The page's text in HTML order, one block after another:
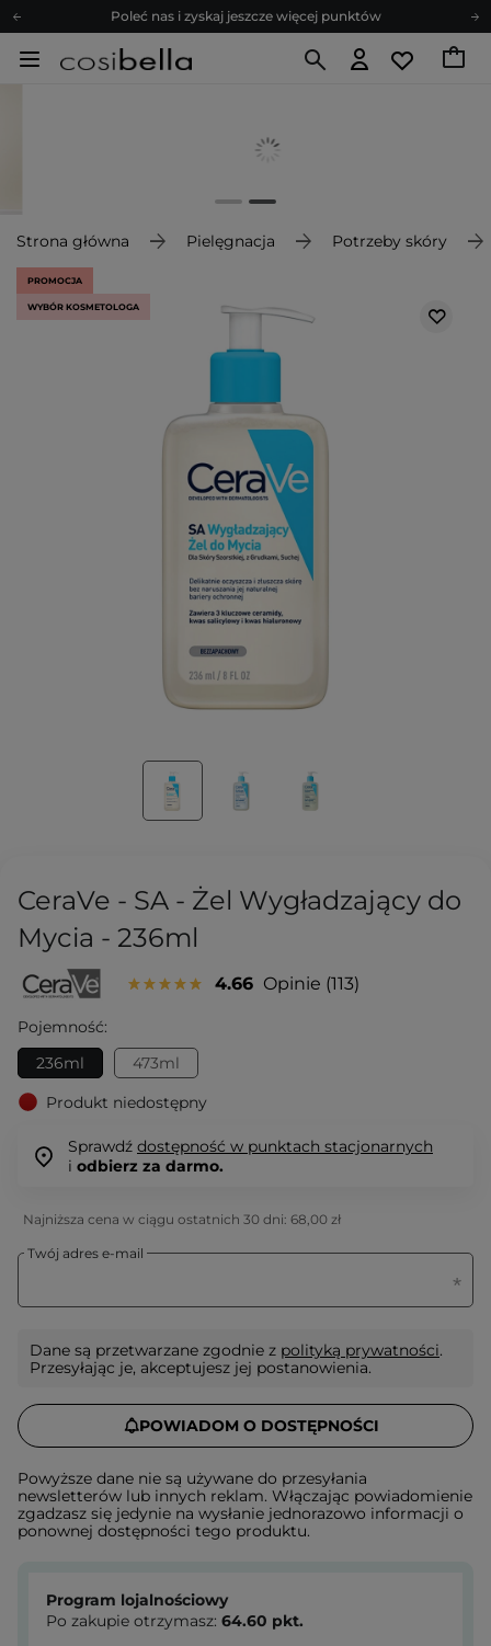
Poleć nas i zyskaj jeszcze więcej punktów
Zapisz się na newsletter pełen porad
Poleć nas i zyskaj jeszcze więcej punktów
Strona główna Pielęgnacja Potrzeby skóry
PROMOCJA
WYBÓR KOSMETOLOGA
CeraVe - SA - Żel Wygładzający do
Mycia - 236ml
4.66 Opinie 113
Pojemność:
236ml
473ml
Produkt niedostępny
Sprawdź dostępność w punktach stacjonarnych
i odbierz za darmo.
Najniższa cena w ciągu ostatnich 30 dni: 68,00 zł
Twój adres e-mail
Dane są przetwarzane zgodnie z polityką prywatności.
Przesyłając je, akceptujesz jej postanowienia.
POWIADOM O DOSTĘPNOŚCI
Powyższe dane nie są używane do przesyłania
newsletterów lub innych reklam. Włączając powiadomienie
zgadzasz się jedynie na wysłanie jednorazowo informacji o
ponownej dostępności tego produktu.
Program lojalnościowy
Po zakupie otrzymasz: 64.60 pkt.